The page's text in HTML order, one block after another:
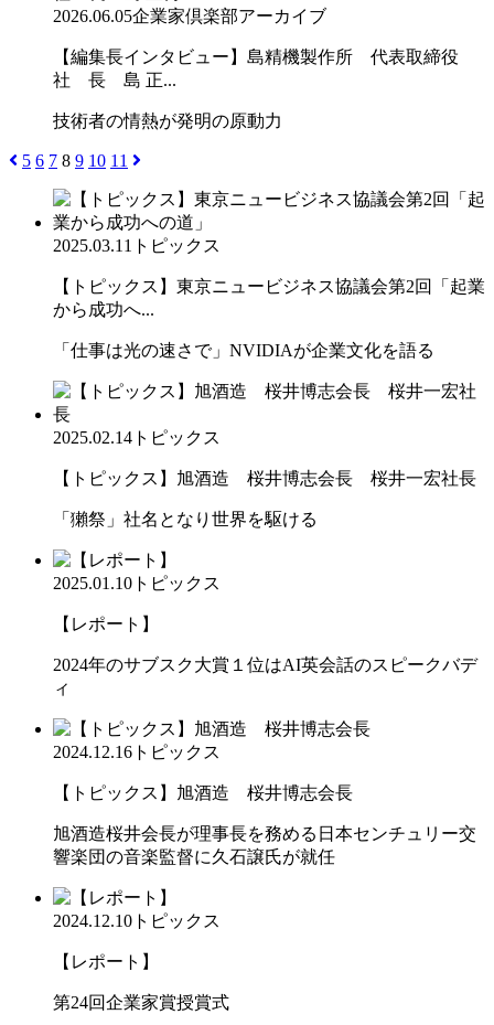
2026.06.05企業家倶楽部アーカイブ
【編集長インタビュー】島精機製作所 代表取締役
社 長 島 正...
技術者の情熱が発明の原動力
5 6 7 8 9 10 11
2025.03.11 トピックス
【トピックス】東京ニュービジネス協議会第2回「起業
から成功へ...
「仕事は光の速さで」NVIDIAが企業文化を語る
2025.02.14 トピックス
【トピックス】旭酒造 桜井博志会長 桜井一宏社長
「獺祭」社名となり世界を駆ける
2025.01.10 トピックス
【レポート】
2024年のサブスク大賞１位はAI英会話のスピークバデ
ィ
2024.12.16 トピックス
【トピックス】旭酒造 桜井博志会長
旭酒造桜井会長が理事長を務める日本センチュリー交
響楽団の音楽監督に久石譲氏が就任
2024.12.10 トピックス
【レポート】
第24回企業家賞授賞式